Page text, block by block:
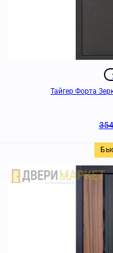
Тайгер Форта